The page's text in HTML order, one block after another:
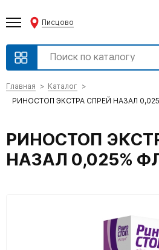
Писцово
Главная
Каталог
РИНОСТОП ЭКСТРА СПРЕЙ НАЗАЛ
РИНОСТОП
НАЗАЛ 0,025%